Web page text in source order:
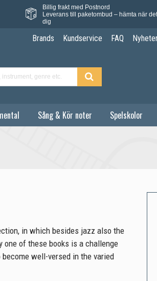
Billig frakt med Postnord
Leverans till paketombud – hämta när
dig
Brands Kundservice FAQ
Sång & Kör noter Spelskolor
in which besides jazz also the
one of these books is a challenge
well-versed in the varied